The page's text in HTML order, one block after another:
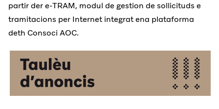
partir der e-TRAM, modul de gestion de sollicituds e
tramitacions per Internet integrat ena plataforma
deth Consoci AOC.